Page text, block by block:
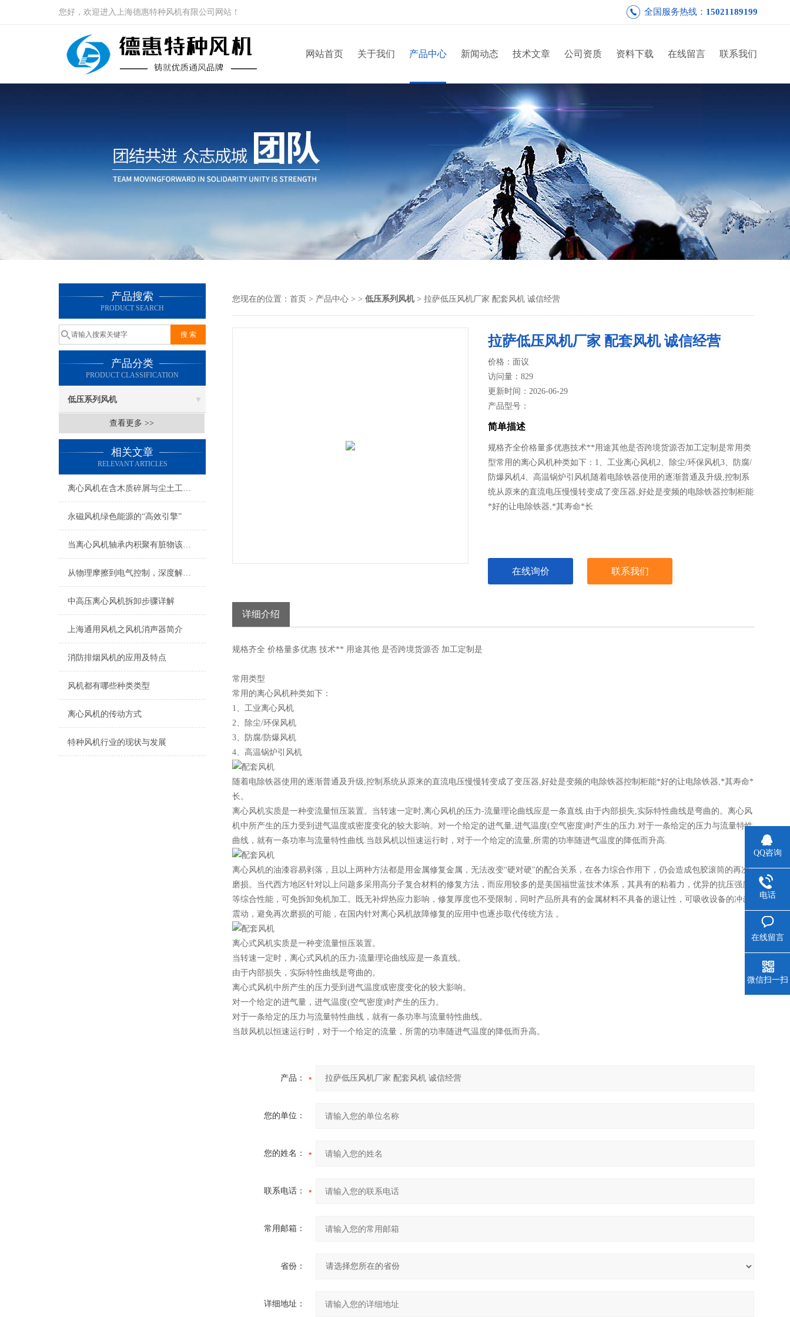
您好，欢迎进入上海德惠特种风机有限公司网站！ 全国服务热线： 15021189199
网站首页 关于我们 产品中心 新闻动态 技术文章 公司资质 资料下载 在线留言 联系我们
产品搜索
PRODUCT SEARCH
产品分类
PRODUCT CLASSIFICATION
低压系列风机
查看更多 >>
相关文章
RELEVANT ARTICLES
离心风机在含木质碎屑与尘土工况下的高效应用解析
永磁风机绿色能源的“高效引擎”
当离心风机轴承内积聚有脏物该怎么清洗
从物理摩擦到电气控制，深度解析永磁风机的快速停机逻辑
中高压离心风机拆卸步骤详解
上海​通用风机之风机消声器简介
消防排烟风机的应用及特点
风机都有哪些种类类型
离心风机的传动方式
特种风机行业的现状与发展
您现在的位置： 首页 > 产品中心 > > 低压系列风机> 拉萨低压风机厂家 配套风机 诚信经营
拉萨低压风机厂家 配套风机 诚信经营
价格：面议
访问量：829
更新时间：2026-06-29
产品型号：
简单描述
规格齐全价格量多优惠技术**用途其他是否跨境货源否加工定制是常用类
型常用的离心风机种类如下：1、工业离心风机2、除尘/环保风机3、防腐/
防爆风机4、高温锅炉引风机随着电除铁器使用的逐渐普通及升级,控制系
统从原来的直流电压慢慢转变成了变压器,好处是变频的电除铁器控制柜能
*好的让电除铁器,*其寿命*长
在线询价 联系我们
详细介绍
规格齐全 价格量多优惠 技术** 用途其他 是否跨境货源否 加工定制 是
常用类型
常用的离心风机种类如下：
1、工业离心风机
2、除尘/环保风机
3、防腐/防爆风机
4、高温锅炉引风机
随着电除铁器使用的逐渐普通及升级,控制系统从原来的直流电压慢慢转变成了变压器,好处是变频的电除铁器控制柜能*好的让电除铁器,*其寿命*
长。
离心风机实质是一种变流量恒压装置。当转速一定时,离心风机的压力-流量理论曲线应是一条直线.由于内部损失,实际特性曲线是弯曲的。离心风
机中所产生的压力受到进气温度或密度变化的较大影响。对一个给定的进气量,进气温度(空气密度)时产生的压力.对于一条给定的压力与流量特性
曲线，就有一条功率与流量特性曲线.当鼓风机以恒速运行时，对于一个给定的流量,所需的功率随进气温度的降低而升高.
离心风机的油漆容易剥落，且以上两种方法都是用金属修复金属，无法改变“硬对硬"的配合关系，在各力综合作用下，仍会造成包胶滚筒的再次
磨损。当代西方地区针对以上问题多采用高分子复合材料的修复方法，而应用较多的是美国福世蓝技术体系，其具有的粘着力，优异的抗压强度
等综合性能，可免拆卸免机加工。既无补焊热应力影响，修复厚度也不受限制，同时产品所具有的金属材料不具备的退让性，可吸收设备的冲击
震动，避免再次磨损的可能，在国内针对离心风机故障修复的应用中也逐步取代传统方法 。
离心式风机实质是一种变流量恒压装置。
当转速一定时，离心式风机的压力-流量理论曲线应是一条直线。
由于内部损失，实际特性曲线是弯曲的。
离心式风机中所产生的压力受到进气温度或密度变化的较大影响。
对一个给定的进气量，进气温度(空气密度)时产生的压力。
对于一条给定的压力与流量特性曲线，就有一条功率与流量特性曲线。
当鼓风机以恒速运行时，对于一个给定的流量，所需的功率随进气温度的降低而升高。
产品：
您的单位：
您的姓名：
联系电话：
常用邮箱：
省份：
详细地址：
QQ咨询
电话
在线留言
微信扫一扫